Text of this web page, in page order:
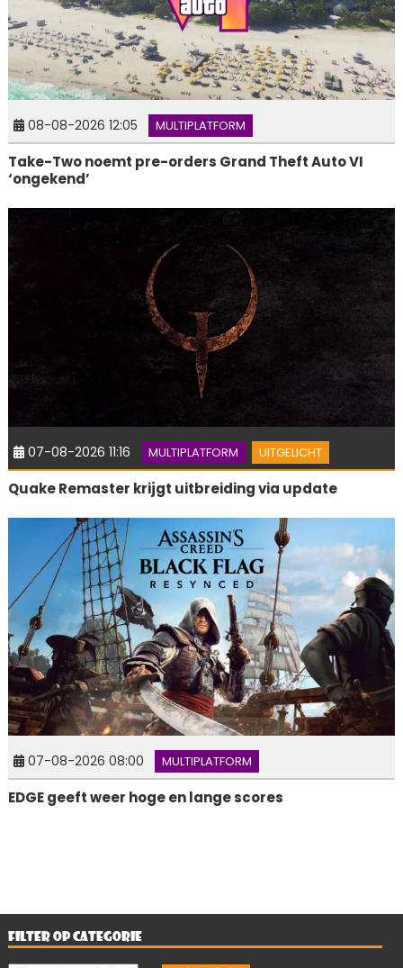
08-08-2026 12:05 MULTIPLATFORM
Take-Two noemt pre-orders Grand Theft Auto VI
‘ongekend’
07-08-2026 11:16 MULTIPLATFORM UITGELICHT
Quake Remaster krijgt uitbreiding via update
07-08-2026 08:00 MULTIPLATFORM
EDGE geeft weer hoge en lange scores
FILTER OP CATEGORIE